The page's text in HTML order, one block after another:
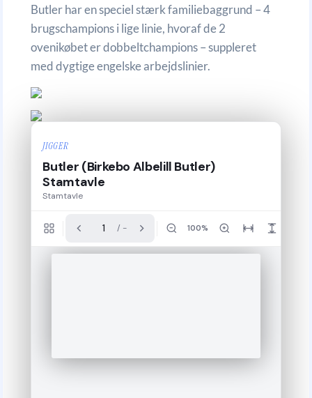
Butler har en speciel stærk familiebaggrund – 4
brugschampions i lige linie, hvoraf de 2
ovenikøbet er dobbeltchampions – suppleret
med dygtige engelske arbejdslinier.
JIGGER
Butler (Birkebo Albelill Butler)
Stamtavle
Stamtavle
/ - 100%